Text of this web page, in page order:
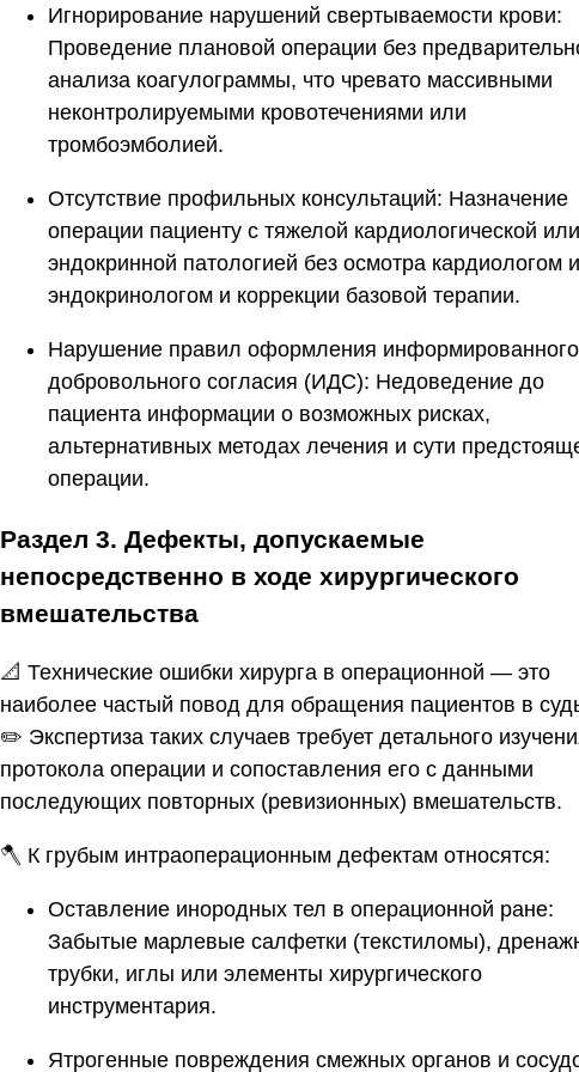
Игнорирование нарушений свертываемости крови:
Проведение плановой операции без
анализа коагулограммы, что чревато массивными
неконтролируемыми кровотечениями или
тромбоэмболией.
Отсутствие профильных консультаций: Назначение
операции пациенту с тяжелой кардиологической или
эндокринной патологией без осмотра кардиологом
эндокринологом и коррекции базовой терапии.
Нарушение правил оформления информированного
добровольного согласия (ИДС): Недоведение до
пациента информации о возможных рисках,
альтернативных методах лечения и сути
операции.
Раздел 3. Дефекты, допускаемые
непосредственно в ходе хирургического
вмешательства
📐 Технические ошибки хирурга в операционной — это
наиболее частый повод для обращения пациентов в
✏️ Экспертиза таких случаев требует детального
протокола операции и сопоставления его с данными
последующих повторных (ревизионных) вмешательств.
🪓 К грубым интраоперационным дефектам относятся:
Оставление инородных тел в операционной ране:
Забытые марлевые салфетки (текстиломы),
трубки, иглы или элементы хирургического
инструментария.
Ятрогенные повреждения смежных органов и